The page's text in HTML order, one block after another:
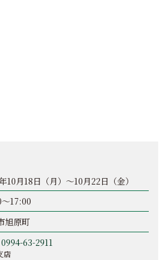
10月18日（月）～10月22日（金）
17:00
旭原町
0994-63-2911
店